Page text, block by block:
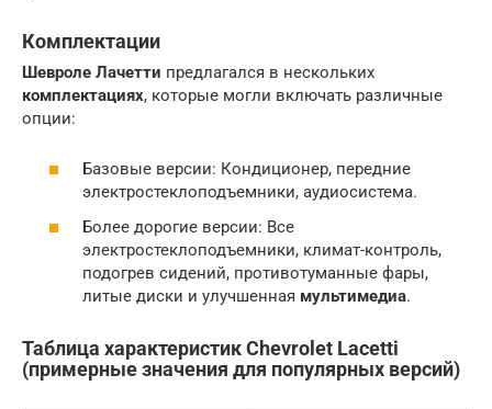
Комплектации
Шевроле Лачетти предлагался в нескольких
комплектациях, которые могли включать различные
опции:
Базовые версии: Кондиционер, передние
электростеклоподъемники, аудиосистема.
Более дорогие версии: Все
электростеклоподъемники, климат-контроль,
подогрев сидений, противотуманные фары,
литые диски и улучшенная мультимедиа.
Таблица характеристикChevrolet Lacetti
(примерные значения для популярных версий)